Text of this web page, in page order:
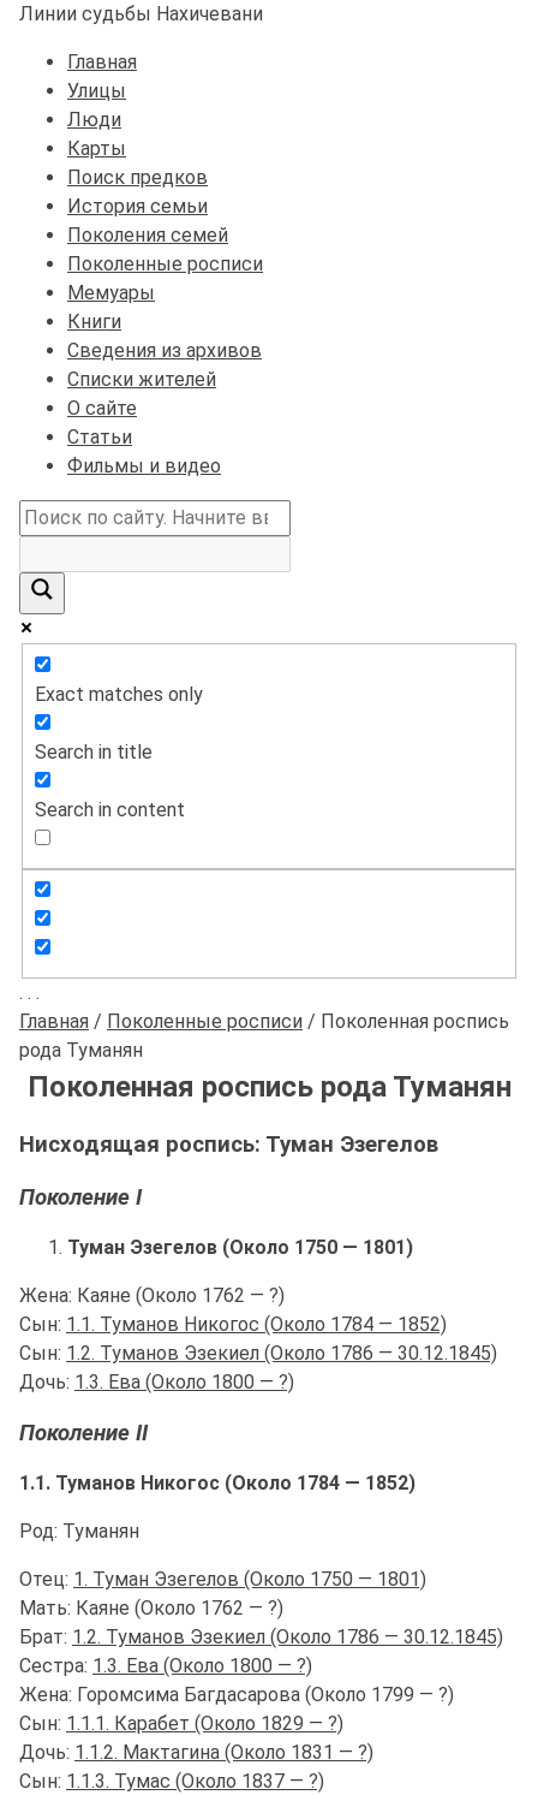
Линии судьбы Нахичевани
Главная
Улицы
Люди
Карты
Поиск предков
История семьи
Поколения семей
Поколенные росписи
Мемуары
Книги
Сведения из архивов
Списки жителей
О сайте
Статьи
Фильмы и видео
Exact matches only
Search in title
Search in content
. . .
Главная / Поколенные росписи / Поколенная роспись
рода Туманян
Поколенная роспись рода Туманян
Нисходящая роспись: Туман Эзегелов
Поколение I
Туман Эзегелов (Около 1750 — 1801)
Жена: Каяне (Около 1762 — ?)
Сын: 1.1. Туманов Никогос (Около 1784 — 1852)
Сын: 1.2. Туманов Эзекиел (Около 1786 — 30.12.1845)
Дочь: 1.3. Ева (Около 1800 — ?)
Поколение II
1.1. Туманов Никогос (Около 1784 — 1852)
Род: Туманян
Отец: 1. Туман Эзегелов (Около 1750 — 1801)
Мать: Каяне (Около 1762 — ?)
Брат: 1.2. Туманов Эзекиел (Около 1786 — 30.12.1845)
Сестра: 1.3. Ева (Около 1800 — ?)
Жена: Горомсима Багдасарова (Около 1799 — ?)
Сын: 1.1.1. Карабет (Около 1829 — ?)
Дочь: 1.1.2. Мактагина (Около 1831 — ?)
Сын: 1.1.3. Тумас (Около 1837 — ?)